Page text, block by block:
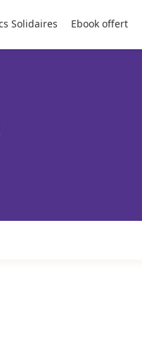
Solidaires Ebook offert